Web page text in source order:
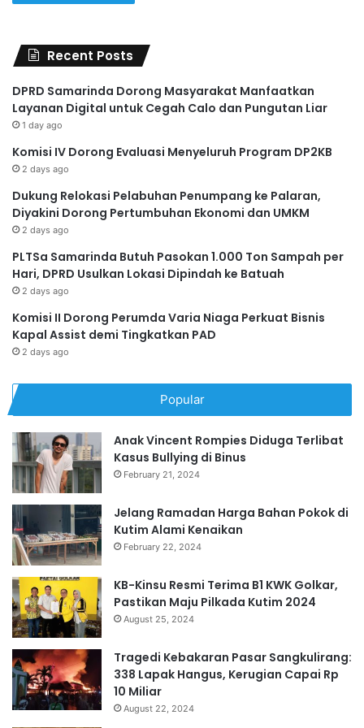
Recent Posts
DPRD Samarinda Dorong Masyarakat Manfaatkan
Layanan Digital untuk Cegah Calo dan Pungutan Liar
1 day ago
Komisi IV Dorong Evaluasi Menyeluruh Program DP2KB
2 days ago
Dukung Relokasi Pelabuhan Penumpang ke Palaran,
Diyakini Dorong Pertumbuhan Ekonomi dan UMKM
2 days ago
PLTSa Samarinda Butuh Pasokan 1.000 Ton Sampah per
Hari, DPRD Usulkan Lokasi Dipindah ke Batuah
2 days ago
Komisi II Dorong Perumda Varia Niaga Perkuat Bisnis
Kapal Assist demi Tingkatkan PAD
2 days ago
Popular
Anak Vincent Rompies Diduga Terlibat
Kasus Bullying di Binus
February 21, 2024
Jelang Ramadan Harga Bahan Pokok di
Kutim Alami Kenaikan
February 22, 2024
KB-Kinsu Resmi Terima B1 KWK Golkar,
Pastikan Maju Pilkada Kutim 2024
August 25, 2024
Tragedi Kebakaran Pasar Sangkulirang:
338 Lapak Hangus, Kerugian Capai Rp
10 Miliar
August 22, 2024